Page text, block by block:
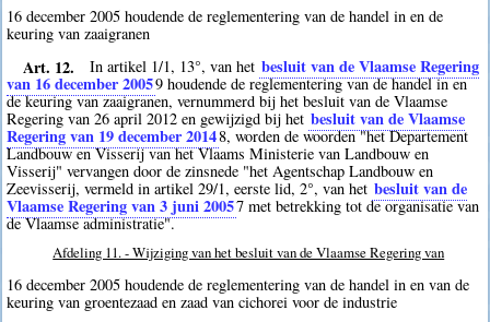
16 december 2005 houdende de reglementering van de handel in en de
keuring van zaaigranen
Art. 12. In artikel 1/1, 13°, van het besluit van de Vlaamse Regering
van 16 december 20059 houdende de reglementering van de handel in en
de keuring van zaaigranen, vernummerd bij het besluit van de Vlaamse
Regering van 26 april 2012 en gewijzigd bij het besluit van de Vlaamse
Regering van 19 december 20148, worden de woorden "het Departement
Landbouw en Visserij van het Vlaams Ministerie van Landbouw en
Visserij" vervangen door de zinsnede "het Agentschap Landbouw en
Zeevisserij, vermeld in artikel 29/1, eerste lid, 2°, van het besluit van de
Vlaamse Regering van 3 juni 20057 met betrekking tot de organisatie van
de Vlaamse administratie".
Afdeling 11. - Wijziging van het besluit van de Vlaamse Regering van
16 december 2005 houdende de reglementering van de handel in en van de
keuring van groentezaad en zaad van cichorei voor de industrie